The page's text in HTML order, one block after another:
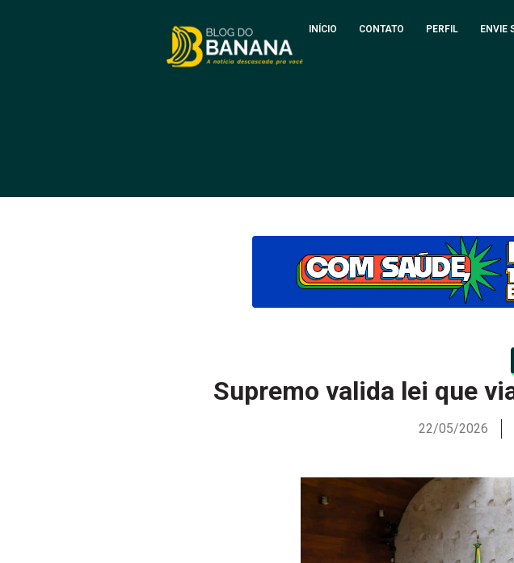
INÍCIO CONTATO PERFIL ENVIE
Supremo valida lei que
22/05/2026